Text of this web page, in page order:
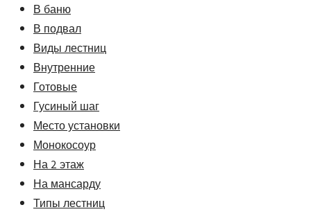
В баню
В подвал
Виды лестниц
Внутренние
Готовые
Гусиный шаг
Место установки
Монокосоур
На 2 этаж
На мансарду
Типы лестниц